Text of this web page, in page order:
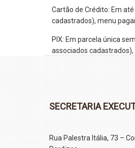
Cartão de Crédito: Em
cadastrados), menu
PIX: Em parcela única
associados
SECRETARIA
Rua Palestra Itália, 73 –